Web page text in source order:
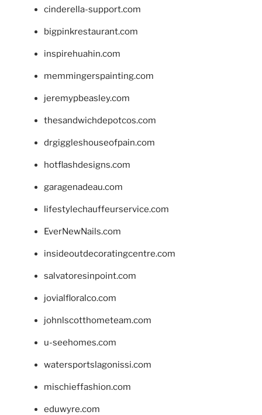
cinderella-support.com
bigpinkrestaurant.com
inspirehuahin.com
memmingerspainting.com
jeremypbeasley.com
thesandwichdepotcos.com
drgiggleshouseofpain.com
hotflashdesigns.com
garagenadeau.com
lifestylechauffeurservice.com
EverNewNails.com
insideoutdecoratingcentre.com
salvatoresinpoint.com
jovialfloralco.com
johnlscotthometeam.com
u-seehomes.com
watersportslagonissi.com
mischieffashion.com
eduwyre.com